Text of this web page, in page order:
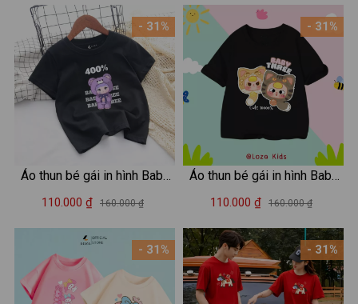
- 31%
Áo thun bé gái in hình Baby
Three - Loza Kids AT2987
110.000 ₫ 160.000 ₫
- 31%
- 31%
Áo thun bé gái in hình Baby
three -Loza Kids AT2917
110.000 ₫ 160.000 ₫
- 31%